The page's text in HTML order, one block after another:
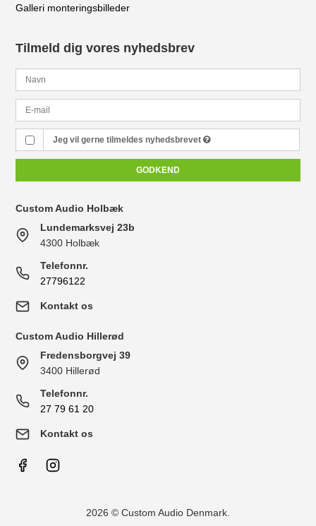
Galleri monteringsbilleder
Tilmeld dig vores nyhedsbrev
Jeg vil gerne tilmeldes nyhedsbrevet
GODKEND
Custom Audio Holbæk
Lundemarksvej 23b
4300 Holbæk
Telefonnr.
27796122
Kontakt os
Custom Audio Hillerød
Fredensborgvej 39
3400 Hillerød
Telefonnr.
27 79 61 20
Kontakt os
2026 © Custom Audio Denmark.